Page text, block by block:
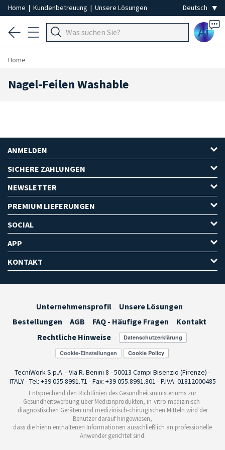
Home | Kundenbetreuung | Unsere Lösungen
Ai
Home
Nagel-Feilen Washable
ANMELDEN
SICHERE ZAHLUNGEN
NEWSLETTER
PREMIUM LIEFERUNGEN
SOCIAL
APP
KONTAKT
Unternehmensprofil
Unsere Lösungen
Bestellungen
AGB FAQ - Häufige Fragen
Kontakt
Rechtliche Hinweise
Cookie-Einstellungen
TecniWork S.p.A. - Via R. Benini 8 - 50013 Campi Bisenzio (Firenze) -
ITALY - Tel: +39 055.8991.71 - Fax: +39 055.8991.801 - P.IVA: 01812000485
Entsprechend den Richtlinien des Gesundheitsministeriums zur
Gesundheitswerbung über Medizinprodukten, in-vitro medizinisch-
diagnostischen Geräten und medizinisch-chirurgischen Mitteln wird der
Benutzer darauf hingewiesen,
dass die hierin enthaltenen Informationen ausschließlich an professionelle
Anwender gerichtet sind.